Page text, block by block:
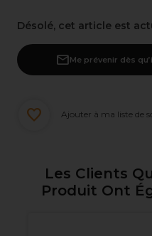
Désolé, cet article est
Me prévenir dès
Ajouter à ma liste de
Les Clients
Produit Ont